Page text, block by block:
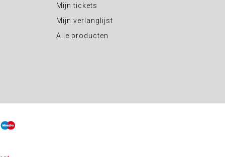
Mijn tickets
Mijn verlanglijst
Alle producten